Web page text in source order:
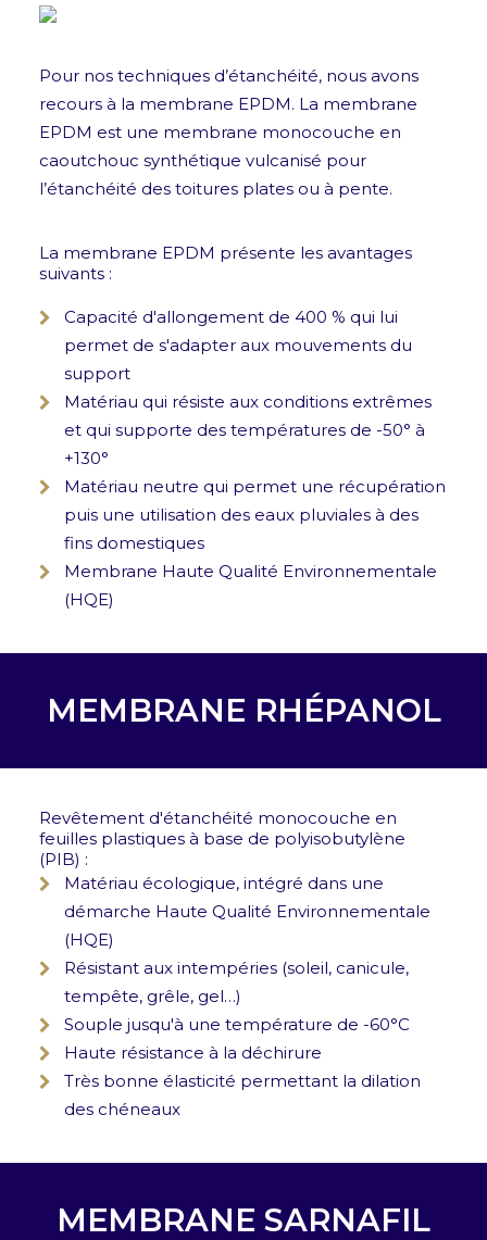
Pour nos techniques d’étanchéité, nous avons
recours à la membrane EPDM. La membrane
EPDM est une membrane monocouche en
caoutchouc synthétique vulcanisé pour
l’étanchéité des toitures plates ou à pente.
La membrane EPDM présente les avantages
suivants :
Capacité d'allongement de 400 % qui lui
permet de s'adapter aux mouvements du
support
Matériau qui résiste aux conditions extrêmes
et qui supporte des températures de -50° à
+130°
Matériau neutre qui permet une récupération
puis une utilisation des eaux pluviales à des
fins domestiques
Membrane Haute Qualité Environnementale
(HQE)
MEMBRANE RHÉPANOL
Revêtement d'étanchéité monocouche en
feuilles plastiques à base de polyisobutylène
(PIB) :
Matériau écologique, intégré dans une
démarche Haute Qualité Environnementale
(HQE)
Résistant aux intempéries (soleil, canicule,
tempête, grêle, gel…)
Souple jusqu'à une température de -60°C
Haute résistance à la déchirure
Très bonne élasticité permettant la dilation
des chéneaux
MEMBRANE SARNAFIL